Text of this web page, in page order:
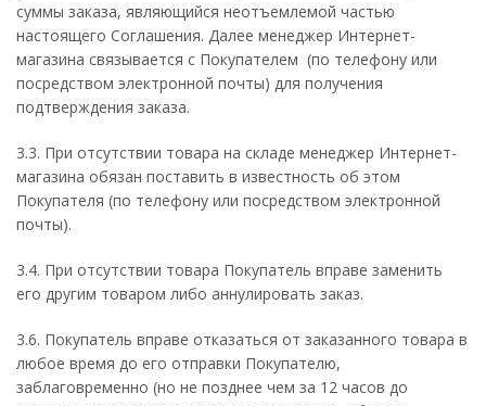
суммы заказа, являющийся неотъемлемой частью
настоящего Соглашения. Далее менеджер Интернет-
магазина связывается с Покупателем (по телефону или
посредством электронной почты) для получения
подтверждения заказа.
3.3. При отсутствии товара на складе менеджер Интернет-
магазина обязан поставить в известность об этом
Покупателя (по телефону или посредством электронной
почты).
3.4. При отсутствии товара Покупатель вправе заменить
его другим товаром либо аннулировать заказ.
3.6. Покупатель вправе отказаться от заказанного товара в
любое время до его отправки Покупателю,
заблаговременно (но не позднее чем за 12 часов до